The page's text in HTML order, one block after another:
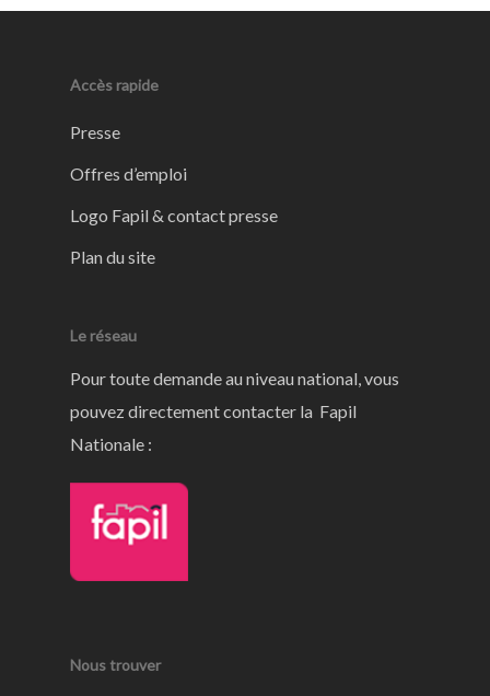
Accès rapide
Presse
Offres d’emploi
Logo Fapil & contact presse
Plan du site
Le réseau
Pour toute demande au niveau national, vous
pouvez directement contacter la Fapil
Nationale :
Nous trouver